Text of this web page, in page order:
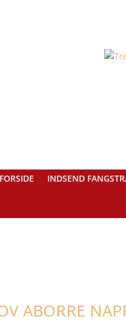
FORSIDE INDSEND
ABORRE